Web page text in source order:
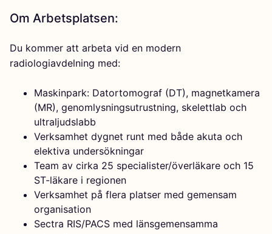
Om Arbetsplatsen:
Du kommer att arbeta vid en modern
radiologiavdelning med:
Maskinpark: Datortomograf (DT), magnetkamera
(MR), genomlysningsutrustning, skelettlab och
ultraljudslabb
Verksamhet dygnet runt med både akuta och
elektiva undersökningar
Team av cirka 25 specialister/överläkare och 15
ST-läkare i regionen
Verksamhet på flera platser med gemensam
organisation
Sectra RIS/PACS med länsgemensamma